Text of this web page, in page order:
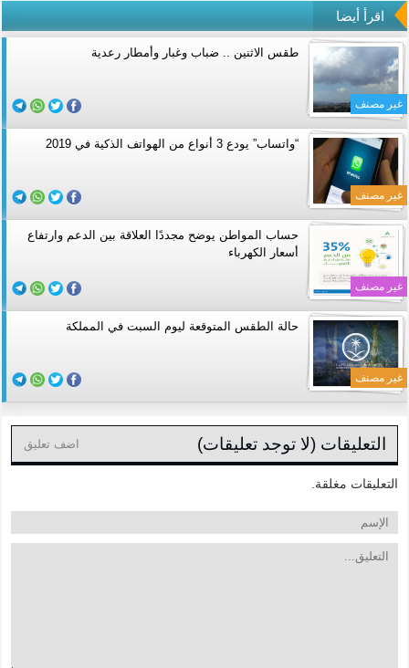
اقرأ أيضا
غير مصنف
طقس الاثنين .. ضباب وغبار وأمطار رعدية
غير مصنف
“واتساب” يودع 3 أنواع من الهواتف الذكية في 2019
غير مصنف
حساب المواطن يوضح مجددًا العلاقة بين الدعم وارتفاع
أسعار الكهرباء
غير مصنف
حالة الطقس المتوقعة ليوم السبت في المملكة
التعليقات (لا توجد تعليقات) اضف تعليق
التعليقات مغلقة.